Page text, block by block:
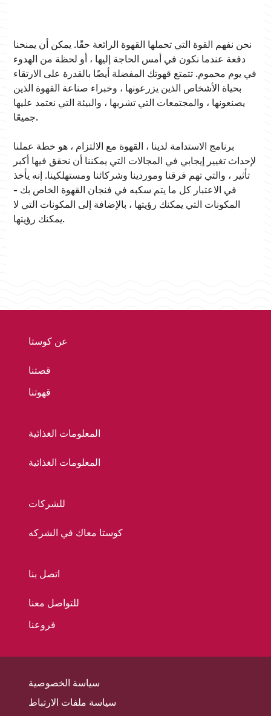
نحن نفهم القوة التي تحملها القهوة الرائعة حقًا. يمكن أن يمنحنا
دفعة عندما نكون في أمس الحاجة إليها ، أو لحظة من الهدوء
في يوم محموم. تتمتع قهوتك المفضلة أيضًا بالقدرة على الارتقاء
بحياة الأشخاص الذين يزرعونها ، وخبراء صناعة القهوة الذين
يصنعونها ، والمجتمعات التي تشربها ، والبيئة التي نعتمد عليها
جميعًا.
برنامج الاستدامة لدينا ، القهوة مع الالتزام ، هو خطة عملنا
لإحداث تغيير إيجابي في المجالات التي يمكننا أن نحقق فيها أكبر
تأثير ، والتي تهم فرقنا وموردينا وشركائنا ومستهلكينا. إنه يأخذ
في الاعتبار كل ما يتم سكبه في فنجان القهوة الخاص بك -
المكونات التي يمكنك رؤيتها ، بالإضافة إلى المكونات التي لا
يمكنك رؤيتها.
عن كوستا
قصتنا
قهوتنا
المعلومات الغذائية
المعلومات الغذائية
للشركات
كوستا معاك في الشركه
اتصل بنا
للتواصل معنا
فروعنا
سياسة الخصوصية
سياسة ملفات الارتباط